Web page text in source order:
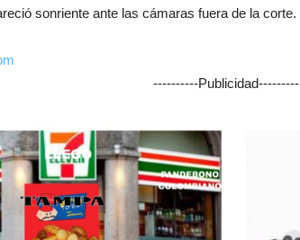
sonriente ante las cámaras fuera de la corte.
----------Publicidad---------